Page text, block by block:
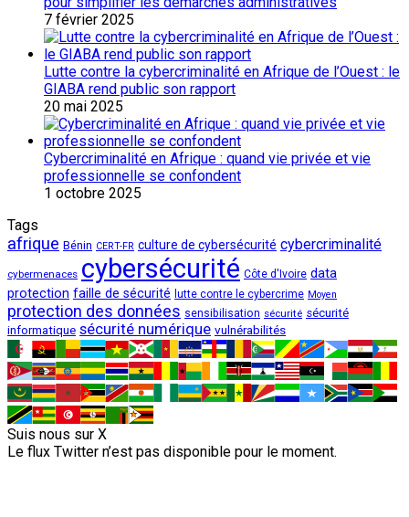
7 février 2025
Lutte contre la cybercriminalité en Afrique de l’Ouest : le
GIABA rend public son rapport
20 mai 2025
Cybercriminalité en Afrique : quand vie privée et vie
professionnelle se confondent
1 octobre 2025
Tags
afrique Bénin CERT-FR culture de cybersécurité cybercriminalité
cybermenaces cybersécurité Côte d'Ivoire data
protection faille de sécurité lutte contre le cybercrime Moyen
protection des données sensibilisation sécurité sécurité
informatique sécurité numérique vulnérabilités
Suis nous sur X
Le flux Twitter n’est pas disponible pour le moment.